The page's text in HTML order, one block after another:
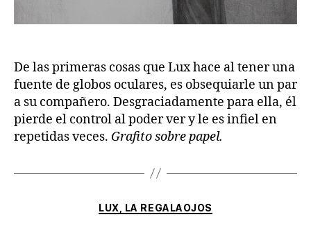
De las primeras cosas que Lux hace al tener una
fuente de globos oculares, es obsequiarle un par
a su compañero. Desgraciadamente para ella, él
pierde el control al poder ver y le es infiel en
repetidas veces. Grafito sobre papel.
Categorías
LUX, LA REGALAOJOS